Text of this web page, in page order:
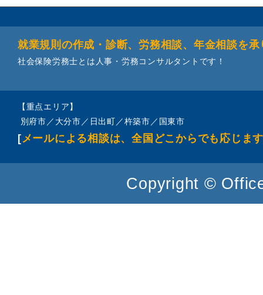
就業規則の作成・診断、労務相談、年金相談を承
社会保険労務士とは人事・労務コンサルタントです！
【重点エリア】
別府市／大分市／日出町／杵築市／国東市
[メールによる相談は、全国どこからでも応じま
Copyright ©